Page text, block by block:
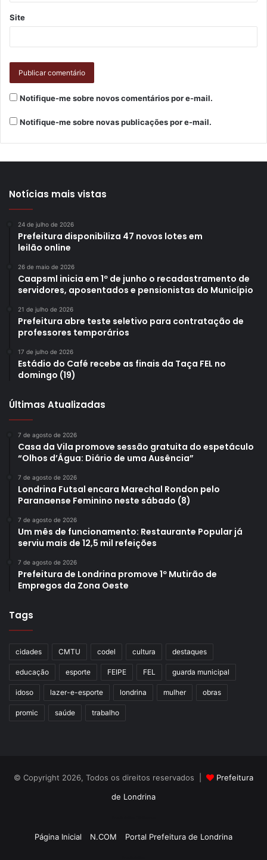
Site
Notifique-me sobre novos comentários por e-mail.
Notifique-me sobre novas publicações por e-mail.
Notícias mais vistas
24 de julho de 2026
Prefeitura disponibiliza 47 novos lotes em
leilão online
26 de maio de 2026
Caapsml inicia em 1º de junho o recadastramento de
servidores, aposentados e pensionistas do Município
21 de julho de 2026
Prefeitura abre teste seletivo para contratação de
professores temporários
17 de julho de 2026
Estádio do Café recebe as finais da Taça FEL no
domingo (19)
Últimas Atualizadas
7 de agosto de 2026
Casa da Vila promove sessão gratuita do espetáculo
“Olhos d’Água: Diário de uma Ausência”
7 de agosto de 2026
Londrina Futsal encara Marechal Rondon pelo
Paranaense Feminino neste sábado (8)
7 de agosto de 2026
Um mês de funcionamento: Restaurante Popular já
serviu mais de 12,5 mil refeições
7 de agosto de 2026
Prefeitura de Londrina promove 1º Mutirão de
Empregos da Zona Oeste
Tags
cidades CMTU codel cultura destaques
educação esporte FEIPE FEL guarda municipal
idoso lazer-e-esporte londrina mulher obras
promic saúde trabalho
© Copyright 2026, Todos os direitos reservados |
Prefeitura
de Londrina
Página Inicial N.COM Portal Prefeitura de Londrina